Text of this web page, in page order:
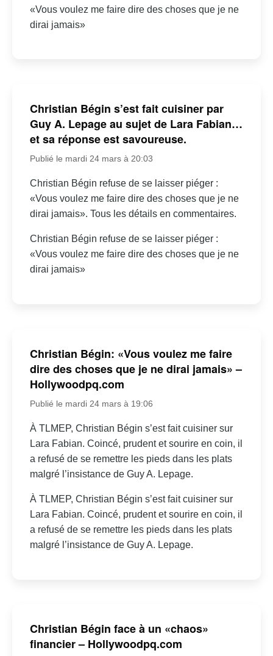
«Vous voulez me faire dire des choses que je ne
dirai jamais»
Christian Bégin s’est fait cuisiner par
Guy A. Lepage au sujet de Lara Fabian…
et sa réponse est savoureuse.
Publié le mardi 24 mars à 20:03
Christian Bégin refuse de se laisser piéger :
«Vous voulez me faire dire des choses que je ne
dirai jamais». Tous les détails en commentaires.
Christian Bégin refuse de se laisser piéger :
«Vous voulez me faire dire des choses que je ne
dirai jamais»
Christian Bégin: «Vous voulez me faire
dire des choses que je ne dirai jamais» –
Hollywoodpq.com
Publié le mardi 24 mars à 19:06
À TLMEP, Christian Bégin s’est fait cuisiner sur
Lara Fabian. Coincé, prudent et sourire en coin, il
a refusé de se remettre les pieds dans les plats
malgré l’insistance de Guy A. Lepage.
À TLMEP, Christian Bégin s’est fait cuisiner sur
Lara Fabian. Coincé, prudent et sourire en coin, il
a refusé de se remettre les pieds dans les plats
malgré l’insistance de Guy A. Lepage.
Christian Bégin face à un «chaos»
financier – Hollywoodpq.com